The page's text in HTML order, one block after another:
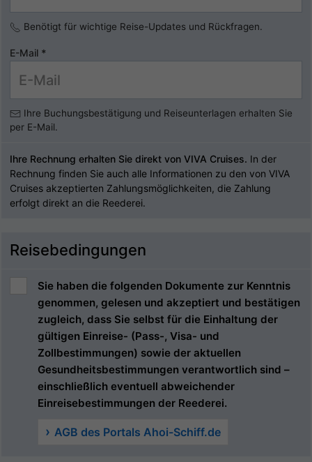
Benötigt für wichtige Reise-Updates und Rückfragen.
E-Mail *
Ihre Buchungsbestätigung und Reiseunterlagen erhalten Sie
per E-Mail.
Ihre Rechnung erhalten Sie direkt von VIVA Cruises. In der
Rechnung finden Sie auch alle Informationen zu den von VIVA
Cruises akzeptierten Zahlungsmöglichkeiten, die Zahlung
erfolgt direkt an die Reederei.
Reisebedingungen
Sie haben die folgenden Dokumente zur Kenntnis
genommen, gelesen und akzeptiert und bestätigen
zugleich, dass Sie selbst für die Einhaltung der
gültigen Einreise- (Pass-, Visa- und
Zollbestimmungen) sowie der aktuellen
Gesundheitsbestimmungen verantwortlich sind –
einschließlich eventuell abweichender
Einreisebestimmungen der Reederei.
AGB des Portals Ahoi-Schiff.de